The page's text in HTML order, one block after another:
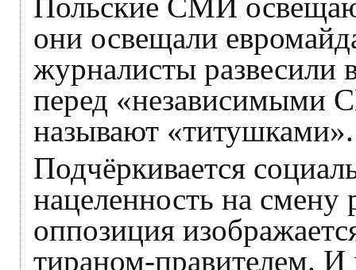
Польские СМИ
они освещали
журналисты развесили
перед «независимыми
называют «титушками».
Подчёркивается
нацеленность на смену
оппозиция
тираном-правителем. И